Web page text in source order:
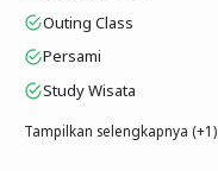
Outing Class
Persami
Study Wisata
Tampilkan selengkapnya (+1)